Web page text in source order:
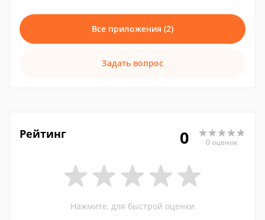
Все приложения (2)
Задать вопрос
Рейтинг 0 0 оценок
Нажмите, для быстрой оценки